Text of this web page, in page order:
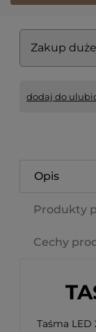
Zakup
dodaj do
Opis
Produkty
Cechy
Taśma